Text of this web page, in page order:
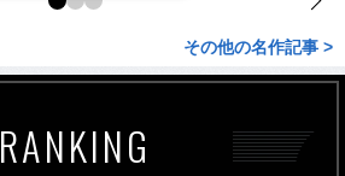
その他の名作記事 >
RANKING